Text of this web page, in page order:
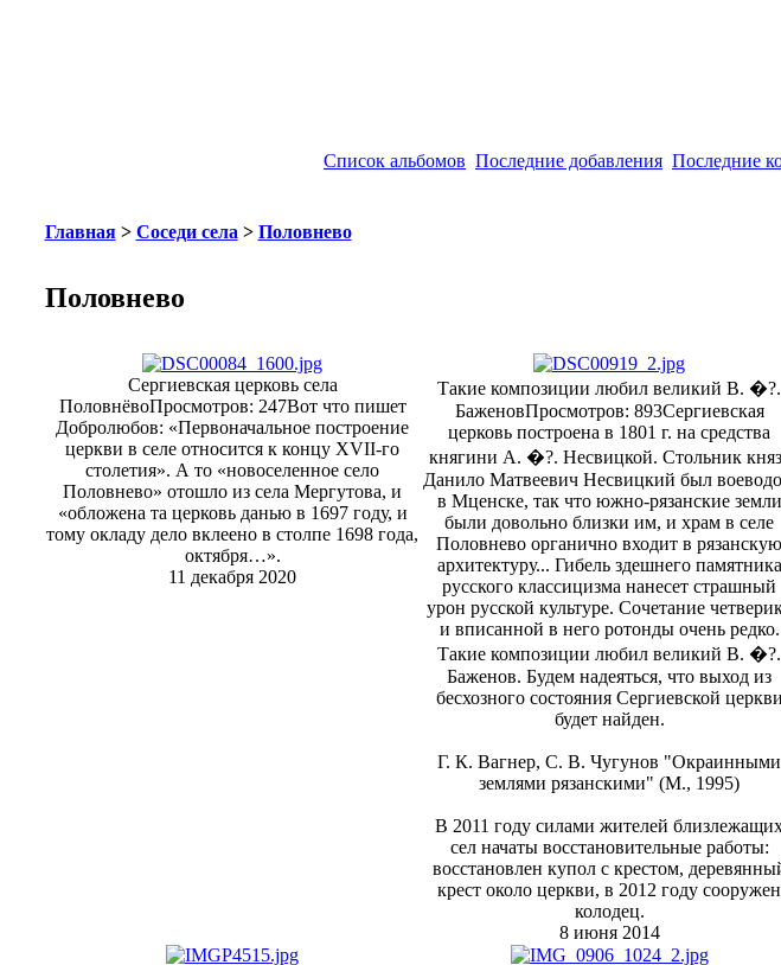
Список альбомов Последние добавления Последние
Главная> Соседи села > Половнево
Половнево
Сергиевская церковь села
ПоловнёвоПросмотров: 247Вот что пишет
Добролюбов: «Первоначальное построение
церкви в селе относится к концу XVII-го
столетия». А то «новоселенное село
Половнево» отошло из села Мергутова, и
«обложена та церковь данью в 1697 году, и
тому окладу дело вклеено в столпе 1698 года,
октября…».
11 декабря 2020
Такие композиции любил великий В. �?.
БаженовПросмотров: 893Сергиевская
церковь построена в 1801 г. на средства
княгини А. �?. Несвицкой. Стольник
Данило Матвеевич Несвицкий был
в Мценске, так что южно-рязанские земли
были довольно близки им, и храм в селе
Половнево органично входит в рязанскую
архитектуру... Гибель здешнего памятника
русского классицизма нанесет страшный
урон русской культуре. Сочетание
и вписанной в него ротонды очень редко.
Такие композиции любил великий В. �?.
Баженов. Будем надеяться, что выход из
бесхозного состояния Сергиевской церкви
будет найден.
Г. К. Вагнер, С. В. Чугунов "Окраинными
землями рязанскими" (М., 1995)
В 2011 году силами жителей
сел начаты восстановительные работы:
восстановлен купол с крестом,
крест около церкви, в 2012 году сооружен
колодец.
8 июня 2014